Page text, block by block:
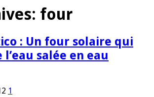
four
: Un four solaire qui
salée en eau
1